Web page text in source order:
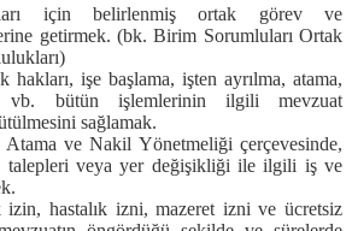
için belirlenmiş ortak görev ve
getirmek. (bk. Birim Sorumluları Ortak
hakları, işe başlama, işten ayrılma, atama,
vb. bütün işlemlerinin ilgili mevzuat
sağlamak.
Atama ve Nakil Yönetmeliği çerçevesinde,
talepleri veya yer değişikliği ile ilgili iş ve
izin, hastalık izni, mazeret izni ve ücretsiz